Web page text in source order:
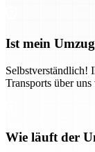
Ist mein
Selbstverständlich!
Transports über uns
Wie läuft der